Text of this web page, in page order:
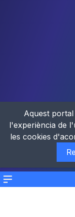
Menu
Aquest
l'experiència de
les cookies